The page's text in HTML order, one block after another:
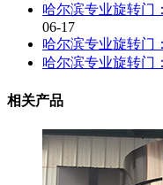
哈尔滨专业旋转门
06-17
哈尔滨专业旋转门
哈尔滨专业旋转门
相关产品